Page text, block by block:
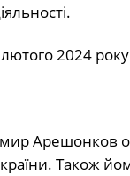
2024
Арешонков
Також